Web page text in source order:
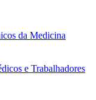
da Medicina
e Trabalhadores